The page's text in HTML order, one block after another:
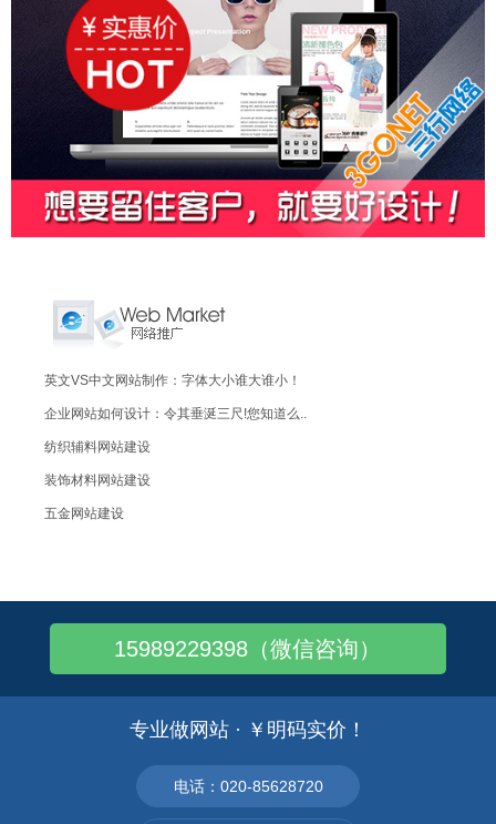
英文VS中文网站制作：字体大小谁大谁小！
企业网站如何设计：令其垂涎三尺!您知道么..
纺织辅料网站建设
装饰材料网站建设
五金网站建设
鞋厂怎样联系来外拉到外贸订单?有啥给力点..
企业为什么要建网站？犹如三星为啥要抄苹果
15989229398（微信咨询）
专业做网站 · ￥明码实价！
电话：020-85628720